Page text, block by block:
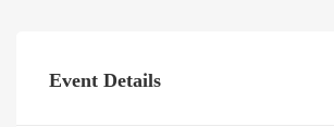
Event Details